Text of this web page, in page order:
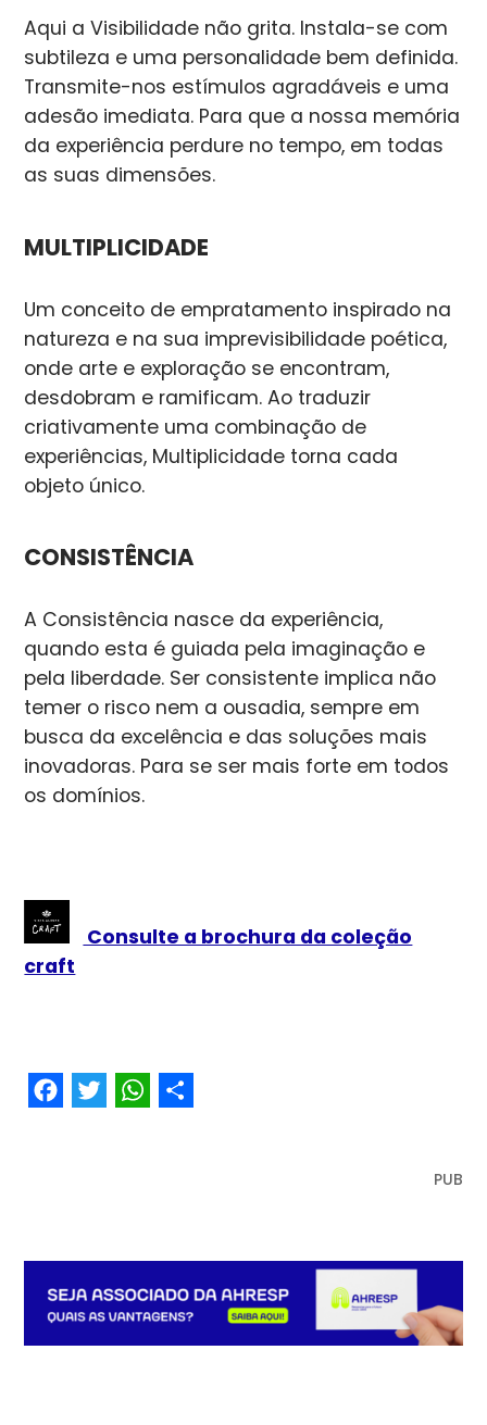
Aqui a Visibilidade não grita. Instala-se com
subtileza e uma personalidade bem definida.
Transmite-nos estímulos agradáveis e uma
adesão imediata. Para que a nossa memória
da experiência perdure no tempo, em todas
as suas dimensões.
MULTIPLICIDADE
Um conceito de empratamento inspirado na
natureza e na sua imprevisibilidade poética,
onde arte e exploração se encontram,
desdobram e ramificam. Ao traduzir
criativamente uma combinação de
experiências, Multiplicidade torna cada
objeto único.
CONSISTÊNCIA
A Consistência nasce da experiência,
quando esta é guiada pela imaginação e
pela liberdade. Ser consistente implica não
temer o risco nem a ousadia, sempre em
busca da excelência e das soluções mais
inovadoras. Para se ser mais forte em todos
os domínios.
Consulte a brochura da coleção
craft
Facebook
TwitterWhatsApp
PUB